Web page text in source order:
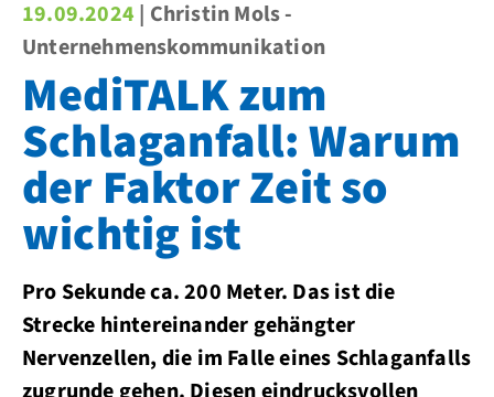
19.09.2024 | Christin Mols -
Unternehmenskommunikation
MediTALK zum
Schlaganfall: Warum
der Faktor Zeit so
wichtig ist
Pro Sekunde ca. 200 Meter. Das ist die
Strecke hintereinander gehängter
Nervenzellen, die im Falle eines Schlaganfalls